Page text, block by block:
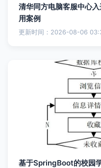
清华同方电脑客服中心
用案例
更新时间：2026-08-06
基于SpringBoot的校园